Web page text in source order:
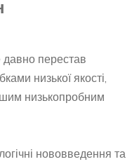
давно перестав
низької якості,
низькопробним
нововведення та